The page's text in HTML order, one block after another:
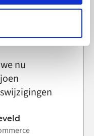
affect the
We also use third-
nu